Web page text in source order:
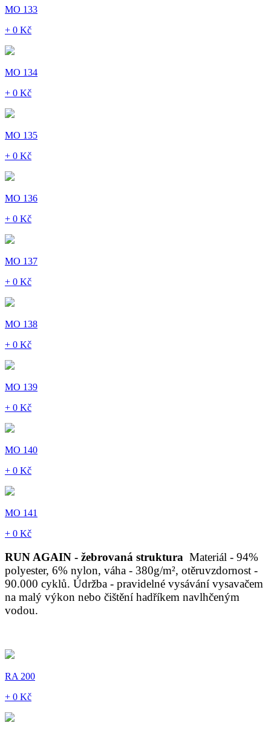
MO 133
+ 0 Kč
MO 134
+ 0 Kč
MO 135
+ 0 Kč
MO 136
+ 0 Kč
MO 137
+ 0 Kč
MO 138
+ 0 Kč
MO 139
+ 0 Kč
MO 140
+ 0 Kč
MO 141
+ 0 Kč
RUN AGAIN - žebrovaná struktura Materiál - 94%
polyester, 6% nylon, váha - 380g/m², otěruvzdornost -
90.000 cyklů. Údržba - pravidelné vysávání vysavačem
na malý výkon nebo čištění hadříkem navlhčeným
vodou.
RA 200
+ 0 Kč